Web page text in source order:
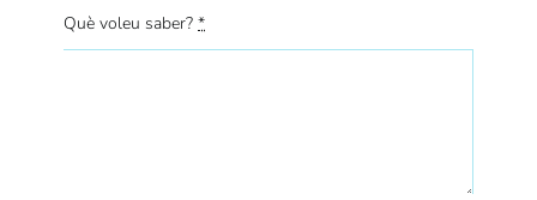
Què voleu saber?*